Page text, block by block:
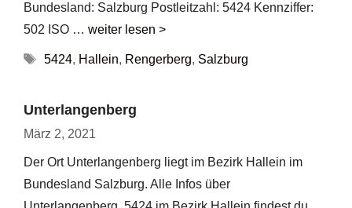
Bundesland: Salzburg Postleitzahl: 5424 Kennziffer:
502 ISO … weiter lesen >
Schlagwörter
5424, Hallein, Rengerberg, Salzburg
Unterlangenberg
März 2, 2021
Der Ort Unterlangenberg liegt im Bezirk Hallein im
Bundesland Salzburg. Alle Infos über